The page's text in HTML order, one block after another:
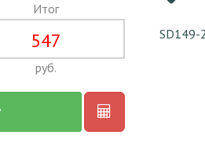
SD149-
Итог
547
руб.